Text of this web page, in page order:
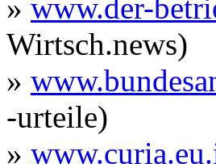
» www.der-
Wirtsch.news)
»
-urteile)
»